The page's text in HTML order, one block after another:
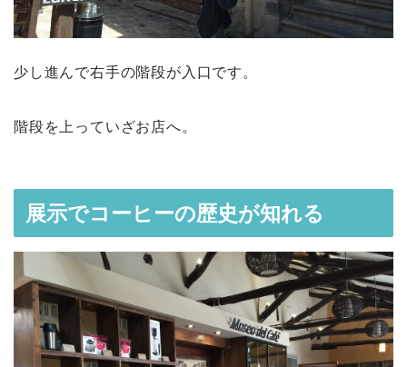
少し進んで右手の階段が入口です。
階段を上っていざお店へ。
展示でコーヒーの歴史が知れる